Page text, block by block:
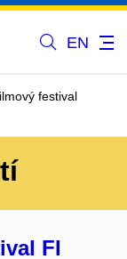
EN
festival
FI